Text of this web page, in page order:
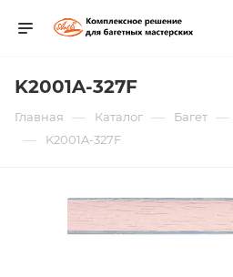
K2001A-327F
Главная — Каталог — Багет —
— K2001A-327F